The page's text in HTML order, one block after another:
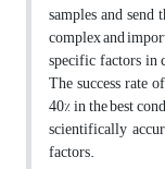
samples and
complex and
specific factors in
The success rate
40% in the best
scientifically
factors.